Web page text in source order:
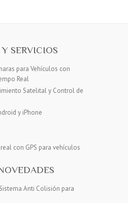
SERVICIOS
para Vehículos con
Real
Satelital y Control de
y iPhone
con GPS para vehículos
Anti Colisión para